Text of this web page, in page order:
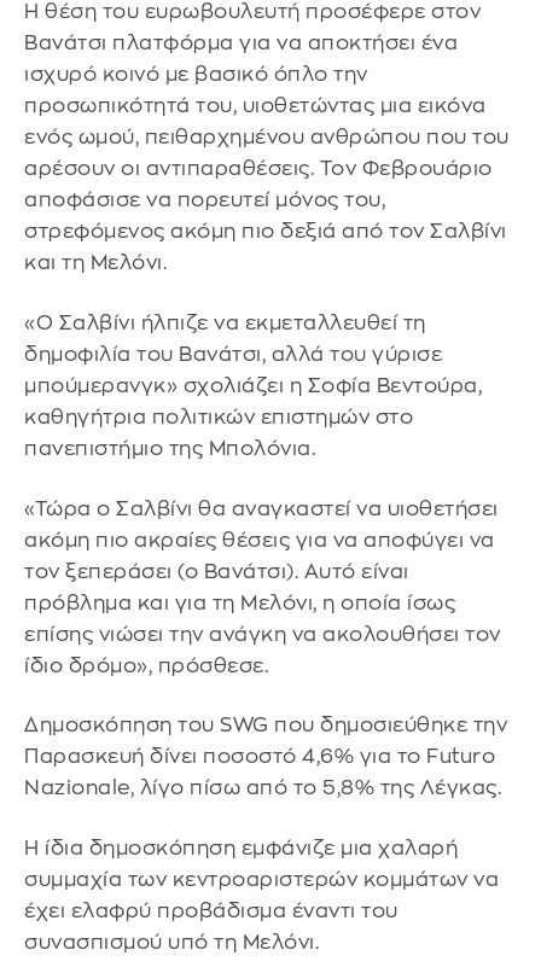
Η θέση του ευρωβουλευτή προσέφερε στον
Βανάτσι πλατφόρμα για να αποκτήσει ένα
ισχυρό κοινό με βασικό όπλο την
προσωπικότητά του, υιοθετώντας μια εικόνα
ενός ωμού, πειθαρχημένου ανθρώπου που του
αρέσουν οι αντιπαραθέσεις. Τον Φεβρουάριο
αποφάσισε να πορευτεί μόνος του,
στρεφόμενος ακόμη πιο δεξιά από τον Σαλβίνι
και τη Μελόνι.
«Ο Σαλβίνι ήλπιζε να εκμεταλλευθεί τη
δημοφιλία του Βανάτσι, αλλά του γύρισε
μπούμερανγκ» σχολιάζει η Σοφία Βεντούρα,
καθηγήτρια πολιτικών επιστημών στο
πανεπιστήμιο της Μπολόνια.
«Τώρα ο Σαλβίνι θα αναγκαστεί να υιοθετήσει
ακόμη πιο ακραίες θέσεις για να αποφύγει να
τον ξεπεράσει (ο Βανάτσι). Αυτό είναι
πρόβλημα και για τη Μελόνι, η οποία ίσως
επίσης νιώσει την ανάγκη να ακολουθήσει τον
ίδιο δρόμο», πρόσθεσε.
Δημοσκόπηση του SWG που δημοσιεύθηκε την
Παρασκευή δίνει ποσοστό 4,6% για το Futuro
Nazionale, λίγο πίσω από το 5,8% της Λέγκας.
Η ίδια δημοσκόπηση εμφάνιζε μια χαλαρή
συμμαχία των κεντροαριστερών κομμάτων να
έχει ελαφρύ προβάδισμα έναντι του
συνασπισμού υπό τη Μελόνι.